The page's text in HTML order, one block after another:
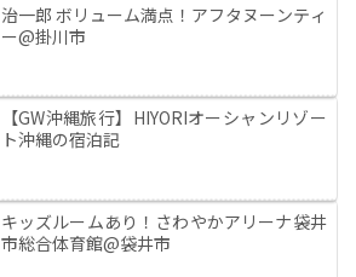
治一郎 ボリューム満点！アフタヌーンティ
ー@掛川市
【GW沖縄旅行】HIYORIオーシャンリゾー
ト沖縄の宿泊記
キッズルームあり！さわやかアリーナ袋井
市総合体育館@袋井市